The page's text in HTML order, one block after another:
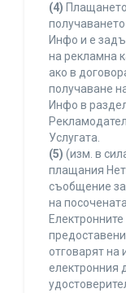
(4)
Инфо и е
на рекламна
ако в
получаване
Инфо в
Услугата.
(5) (изм. в
плащания
съобщение
на
отговарят на
електронния